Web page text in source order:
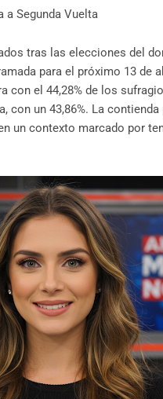
a Segunda Vuelta
tras las elecciones del
para el próximo 13 de
con el 44,28% de los
con un 43,86%. La
un contexto marcado por